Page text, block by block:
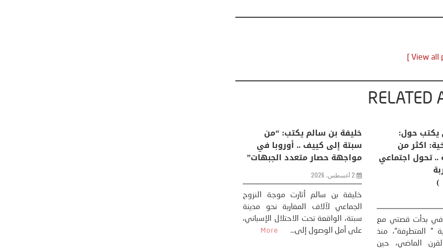
RELATED
منذر بالضيافي يكتب حول:
التغيرات المناخية: اكثر من
ظاهرة طبيعية .. تحول اجتماعي
وحضاري ( مقاربة
سوسيولوجية )
23 يوليو، 2026
كتب: منذر بالضيافي بدأت قصتي مع
التغييرات المناخية ” المتطرفة”، منذ
.. كيف
والعالم؟
** المنعطف
السوسيولوجي،
القوة عالميًا، **
تاريخ...
More